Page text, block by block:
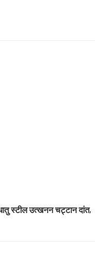
स्टील उत्खनन चट्टान दांत,